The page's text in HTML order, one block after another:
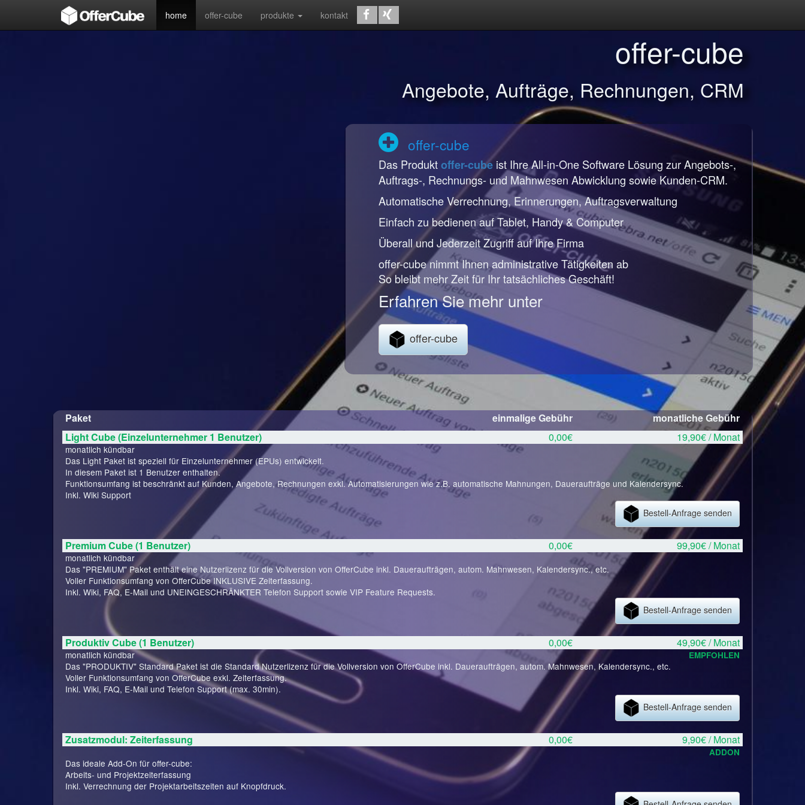
home offer-cube produkte kontakt
offer-cube
Angebote, Aufträge, Rechnungen, CRM
offer-cube
Das Produktoffer-cubeist Ihre All-in-One Software Lösung zur Angebots-,
Auftrags-, Rechnungs- und Mahnwesen Abwicklung sowie Kunden-CRM.
Automatische Verrechnung, Erinnerungen, Auftragsverwaltung
Einfach zu bedienen auf Tablet, Handy & Computer
Überall und Jederzeit Zugriff auf Ihre Firma
offer-cube nimmt Ihnen administrative Tätigkeiten ab
So bleibt mehr Zeit für Ihr tatsächliches Geschäft!
Erfahren Sie mehr unter
offer-cube
Paket einmalige Gebühr
monatliche Gebühr
Light Cube (Einzelunternehmer 1 Benutzer)
0,00€ 19,90€ / Monat
monatlich kündbar
Das Light Paket ist speziell für Einzelunternehmer (EPUs) entwickelt.
In diesem Paket ist 1 Benutzer enthalten.
Funktionsumfang ist beschränkt auf Kunden, Angebote, Rechnungen exkl. Automatisierungen wie z.B. automatische Mahnungen, Daueraufträge und Kalendersync.
Inkl. Wiki Support
Bestell-Anfrage senden
Premium Cube (1 Benutzer) 0,00€ 99,90€ / Monat
monatlich kündbar
Das "PREMIUM" Paket enthält eine Nutzerlizenz für die Vollversion von OfferCube inkl. Daueraufträgen, autom. Mahnwesen, Kalendersync., etc.
Voller Funktionsumfang von OfferCube INKLUSIVE Zeiterfassung.
Inkl. Wiki, FAQ, E-Mail und UNEINGESCHRÄNKTER Telefon Support sowie VIP Feature Requests.
Bestell-Anfrage senden
Produktiv Cube (1 Benutzer) 0,00€ 49,90€ / Monat
monatlich kündbar EMPFOHLEN
Das "PRODUKTIV" Standard Paket ist die Standard Nutzerlizenz für die Vollversion von OfferCube inkl. Daueraufträgen, autom. Mahnwesen, Kalendersync., etc.
Voller Funktionsumfang von OfferCube exkl. Zeiterfassung.
Inkl. Wiki, FAQ, E-Mail und Telefon Support (max. 30min).
Bestell-Anfrage senden
Zusatzmodul: Zeiterfassung 0,00€ 9,90€ / Monat
ADDON
Das ideale Add-On für offer-cube:
Arbeits- und Projektzeiterfassung
Inkl. Verrechnung der Projektarbeitszeiten auf Knopfdruck.